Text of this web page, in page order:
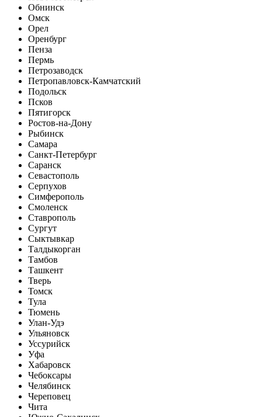
Обнинск
Омск
Орел
Оренбург
Пенза
Пермь
Петрозаводск
Петропавловск-Камчатский
Подольск
Псков
Пятигорск
Ростов-на-Дону
Рыбинск
Самара
Санкт-Петербург
Саранск
Севастополь
Серпухов
Симферополь
Смоленск
Ставрополь
Сургут
Сыктывкар
Талдыкорган
Тамбов
Ташкент
Тверь
Томск
Тула
Тюмень
Улан-Удэ
Ульяновск
Уссурийск
Уфа
Хабаровск
Чебоксары
Челябинск
Череповец
Чита